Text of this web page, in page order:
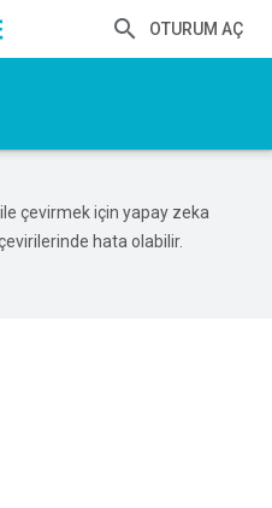
OTURUM AÇ
çevirmek için yapay zeka
hata olabilir.